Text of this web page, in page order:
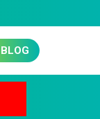
BLOG